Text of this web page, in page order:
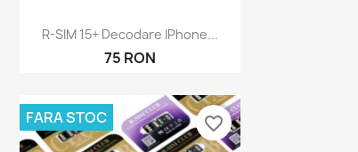
Бърз преглед
R-SIM 15+ Decodare IPhone...
75 RON
FARA STOC favorite_border